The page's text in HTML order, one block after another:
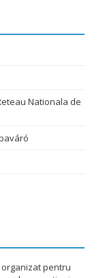
Nationala de
organizat pentru